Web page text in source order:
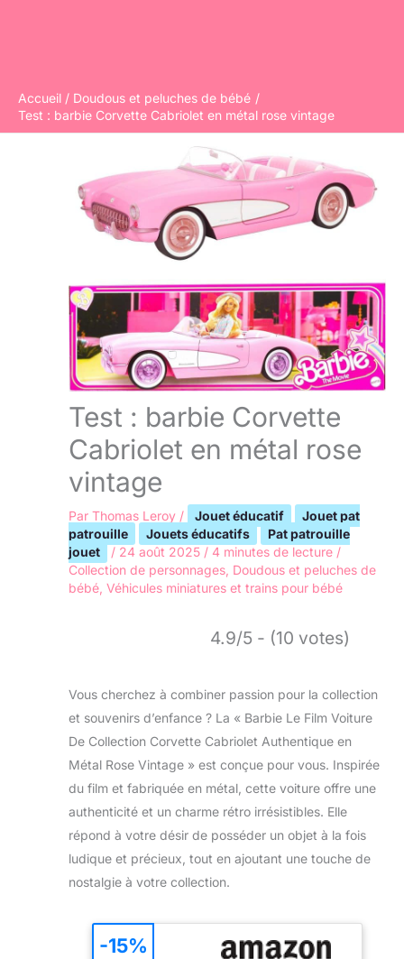
Accueil
Doudous et peluches de bébé
Test : barbie Corvette Cabriolet en métal rose vintage
Test : barbie Corvette
Cabriolet en métal rose
vintage
Par Thomas Leroy / Jouet éducatif
Jouet pat
patrouille
Jouets éducatifs
Pat patrouille
jouet
/ 24 août 2025 / 4 minutes de lecture /
Collection de personnages Doudous et peluches de
bébé Véhicules miniatures et trains pour bébé
4.9/5 - (10 votes)
Vous cherchez à combiner passion pour la collection
et souvenirs d’enfance ? La « Barbie Le Film Voiture
De Collection Corvette Cabriolet Authentique en
Métal Rose Vintage » est conçue pour vous. Inspirée
du film et fabriquée en métal, cette voiture offre une
authenticité et un charme rétro irrésistibles. Elle
répond à votre désir de posséder un objet à la fois
ludique et précieux, tout en ajoutant une touche de
nostalgie à votre collection.
-15%